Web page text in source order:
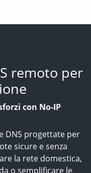
remoto per
con No-IP
DNS progettate per
sicure e senza
la rete domestica,
o semplificare le